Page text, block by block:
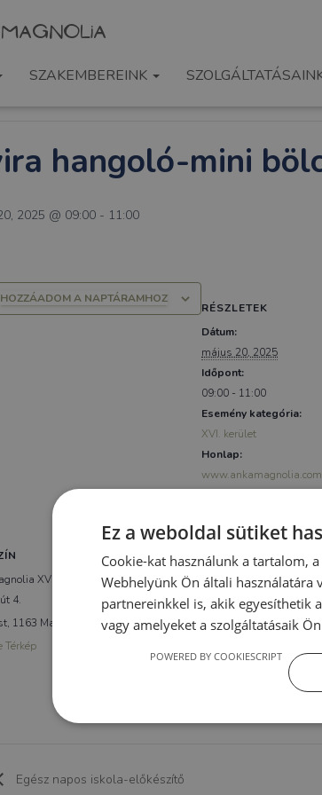
SZAKEMBEREINK
Események
hangoló-mini
2025 @ 09:00 - 11:00
HOZZÁADOM A NAPTÁRAMHOZ
RÉSZLETEK
Dátum:
május 20, 2025
Időpont:
09:00 - 11:00
Esemény kategória:
XVI. kerület
Honlap:
www.ankamagnolia.com
XVI.
4.
, 1163 Magyarország
Térkép
Egész napos iskola-előkészítő
Ez a weboldal sütiket
Cookie-kat használunk a tartalom,
Webhelyünk Ön általi
partnereinkkel is, akik egyesíthetik
vagy amelyeket a szolgáltatásaik
POWERED BY COOKIESCRIPT